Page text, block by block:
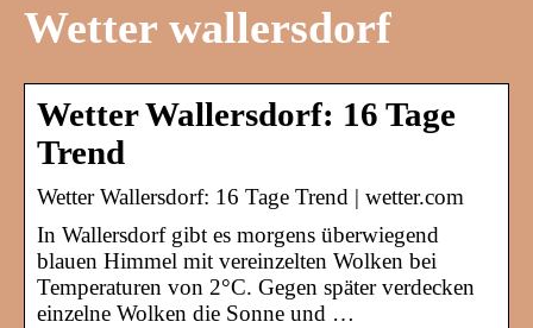
Wetter wallersdorf
Wetter Wallersdorf: 16 Tage
Trend
Wetter Wallersdorf: 16 Tage Trend | wetter.com
In Wallersdorf gibt es morgens überwiegend
blauen Himmel mit vereinzelten Wolken bei
Temperaturen von 2°C. Gegen später verdecken
einzelne Wolken die Sonne und …